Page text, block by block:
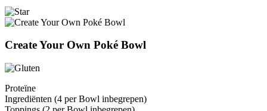
Create Your Own Poké Bowl
Proteïne
Ingrediënten (4 per Bowl inbegrepen)